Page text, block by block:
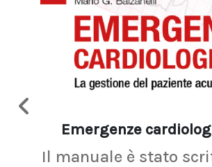
Emergenze
Il manuale è stato